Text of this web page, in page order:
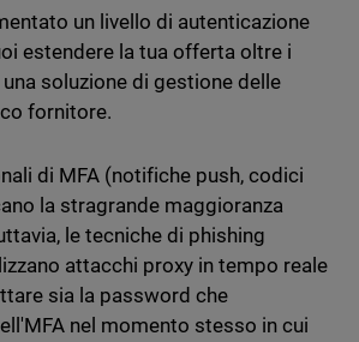
un livello di autenticazione
estendere la tua offerta oltre i
soluzione di gestione delle
fornitore.
di MFA (notifiche push, codici
la stragrande maggioranza
le tecniche di phishing
attacchi proxy in tempo reale
sia la password che
nel momento stesso in cui